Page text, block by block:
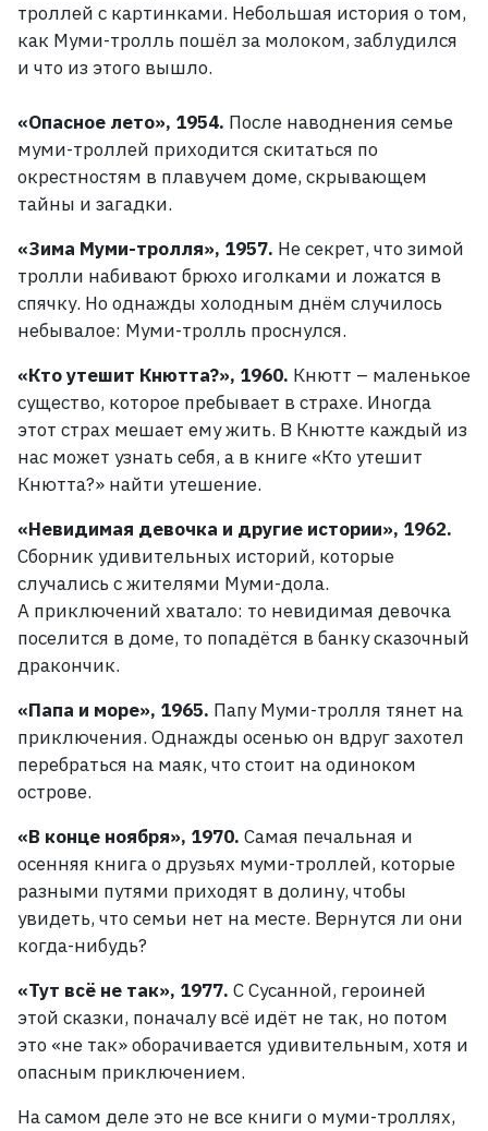
троллей с картинками. Небольшая история о том,
как Муми-тролль пошёл за молоком, заблудился
и что из этого вышло.
«Опасное лето», 1954. После наводнения семье
муми-троллей приходится скитаться по
окрестностям в плавучем доме, скрывающем
тайны и загадки.
«Зима Муми-тролля», 1957. Не секрет, что зимой
тролли набивают брюхо иголками и ложатся в
спячку. Но однажды холодным днём случилось
небывалое: Муми-тролль проснулся.
«Кто утешит Кнютта?», 1960. Кнютт – маленькое
существо, которое пребывает в страхе. Иногда
этот страх мешает ему жить. В Кнютте каждый из
нас может узнать себя, а в книге «Кто утешит
Кнютта?» найти утешение.
«Невидимая девочка и другие истории», 1962.
Сборник удивительных историй, которые
случались с жителями Муми-дола.
А приключений хватало: то невидимая девочка
поселится в доме, то попадётся в банку сказочный
дракончик.
«Папа и море», 1965. Папу Муми-тролля тянет на
приключения. Однажды осенью он вдруг захотел
перебраться на маяк, что стоит на одиноком
острове.
«В конце ноября», 1970. Самая печальная и
осенняя книга о друзьях муми-троллей, которые
разными путями приходят в долину, чтобы
увидеть, что семьи нет на месте. Вернутся ли они
когда-нибудь?
«Тут всё не так», 1977. С Сусанной, героиней
этой сказки, поначалу всё идёт не так, но потом
это «не так» оборачивается удивительным, хотя и
опасным приключением.
На самом деле это не все книги о муми-троллях,